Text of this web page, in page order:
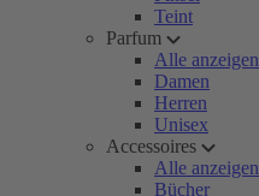
Teint
Parfum
Alle anzeigen
Damen
Herren
Unisex
Accessoires
Alle anzeigen
Bücher